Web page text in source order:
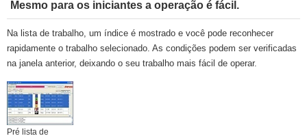
Mesmo para os iniciantes a operação é fácil.
Na lista de trabalho, um índice é mostrado e você pode reconhecer
rapidamente o trabalho selecionado. As condições podem ser verificadas
na janela anterior, deixando o seu trabalho mais fácil de operar.
Pré lista de